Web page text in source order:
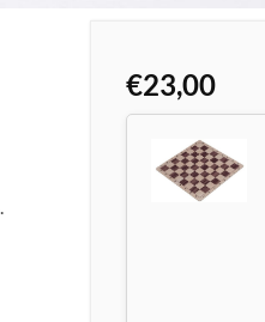
€23,00